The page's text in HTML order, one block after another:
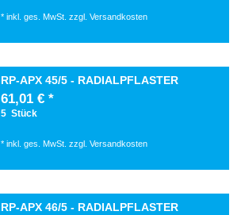
* inkl. ges. MwSt. zzgl. Versandkosten
RP-APX 45/5 - RADIALPFLASTER
61,01 € *
5 Stück
* inkl. ges. MwSt. zzgl. Versandkosten
RP-APX 46/5 - RADIALPFLASTER